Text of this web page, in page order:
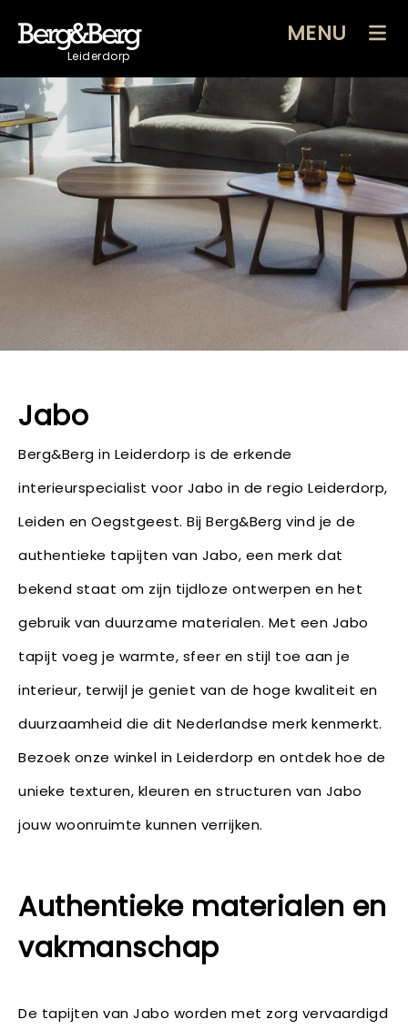
Leiderdorp
MENU
Jabo
Berg&Berg in Leiderdorp is de erkende
interieurspecialist voor Jabo in de regio Leiderdorp,
Leiden en Oegstgeest. Bij Berg&Berg vind je de
authentieke tapijten van Jabo, een merk dat
bekend staat om zijn tijdloze ontwerpen en het
gebruik van duurzame materialen. Met een Jabo
tapijt voeg je warmte, sfeer en stijl toe aan je
interieur, terwijl je geniet van de hoge kwaliteit en
duurzaamheid die dit Nederlandse merk kenmerkt.
Bezoek onze winkel in Leiderdorp en ontdek hoe de
unieke texturen, kleuren en structuren van Jabo
jouw woonruimte kunnen verrijken.
Authentieke materialen en
vakmanschap
De tapijten van Jabo worden met zorg vervaardigd